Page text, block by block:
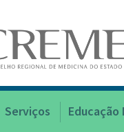
Serviços